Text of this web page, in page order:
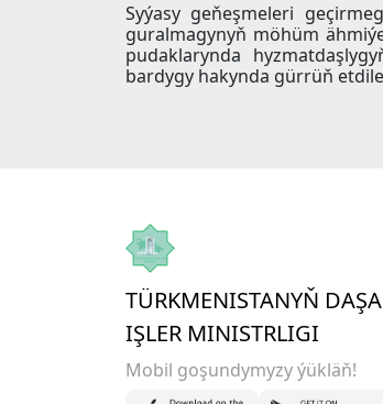
Syýasy geňeşmeleri
guralmagynyň möhüm
pudaklarynda
bardygy hakynda gürrüň
TÜRKMENISTANYŇ
IŞLER MINISTRLIGI
Mobil goşundymyzy ýükläň!